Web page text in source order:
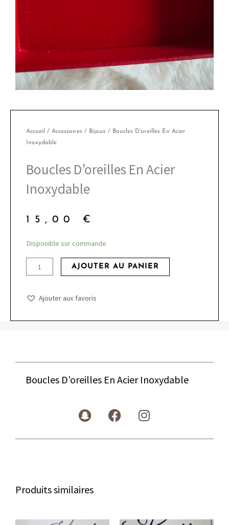
Accueil / Accessoires / Bijoux / Boucles D’oreilles En Acier
Inoxydable
Boucles D’oreilles En Acier
Inoxydable
15,00 €
Disponible sur commande
quantité
de
Boucles
En
AJOUTER AU PANIER
Ajouter aux favoris
Boucles D’oreilles En Acier Inoxydable
S
n
a
t
F
a
I
n
Produits similaires